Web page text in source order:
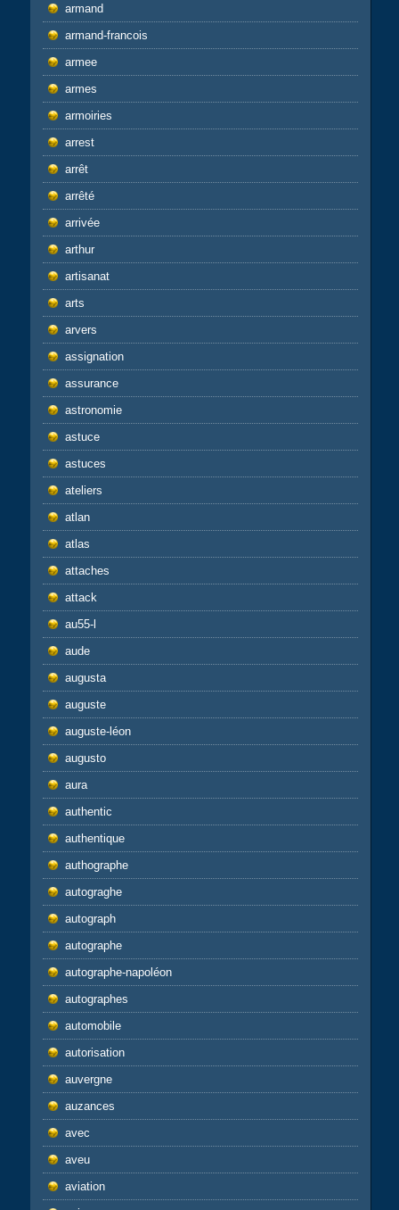
armand
armand-francois
armee
armes
armoiries
arrest
arrêt
arrêté
arrivée
arthur
artisanat
arts
arvers
assignation
assurance
astronomie
astuce
astuces
ateliers
atlan
atlas
attaches
attack
au55-l
aude
augusta
auguste
auguste-léon
augusto
aura
authentic
authentique
authographe
autograghe
autograph
autographe
autographe-napoléon
autographes
automobile
autorisation
auvergne
auzances
avec
aveu
aviation